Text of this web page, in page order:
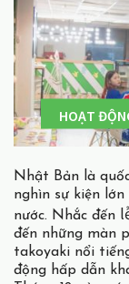
HOẠT
Nhật Bản là
nghìn sự kiện
nước. Nhắc đến
đến những màn
takoyaki nổi
động hấp dẫn